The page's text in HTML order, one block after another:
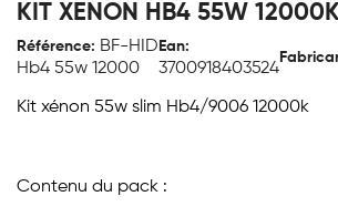
KIT XENON HB4 55W
Référence: BF-HID
Hb4 55w 12000
Ean:
3700918403524
Kit xénon 55w slim Hb4/9006 12000k
Contenu du pack :